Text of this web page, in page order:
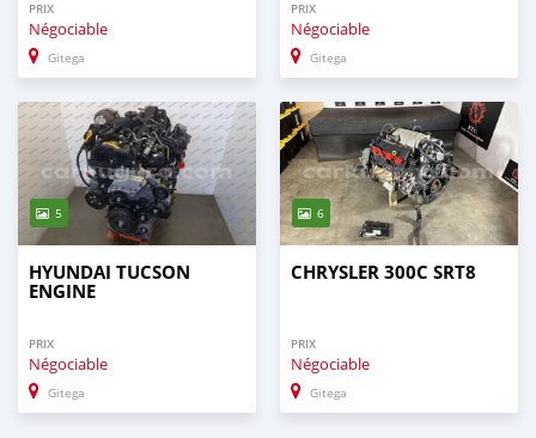
PRIX
Négociable
Gitega
PRIX
Négociable
Gitega
5
HYUNDAI TUCSON
ENGINE
PRIX
Négociable
Gitega
6
CHRYSLER 300C SRT8
PRIX
Négociable
Gitega